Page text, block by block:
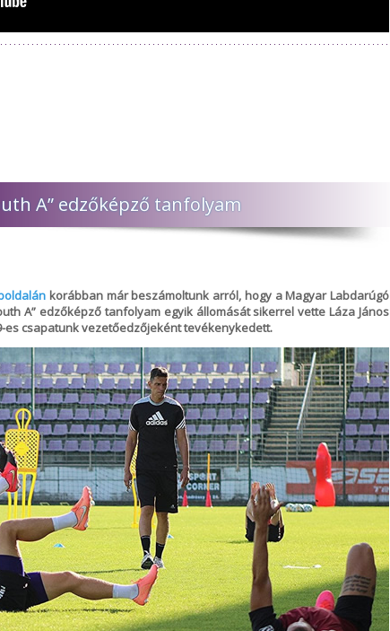
A” edzőképző tanfolyam
korábban már beszámoltunk arról, hogy a Magyar Labdarúgó
A” edzőképző tanfolyam egyik állomását sikerrel vette Láza János
es csapatunk vezetőedzőjeként tevékenykedett.